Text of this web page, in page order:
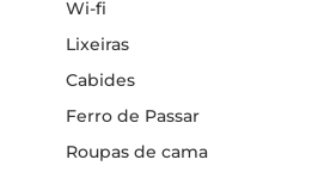
Wi-fi
Lixeiras
Cabides
Ferro de Passar
Roupas de cama